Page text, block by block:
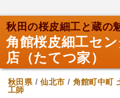
秋田の桜皮細工と蔵の
角館桜皮細工セ
店（たてつ家）
秋田県/仙北市 / 角館町中町
工師